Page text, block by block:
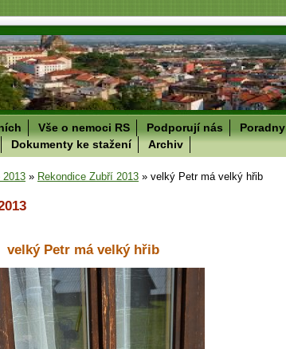
Vše o nemoci RS Podporují nás Poradny
Dokumenty ke stažení Archiv
2013 » Rekondice Zubří 2013 » velký Petr má velký hřib
velký Petr má velký hřib